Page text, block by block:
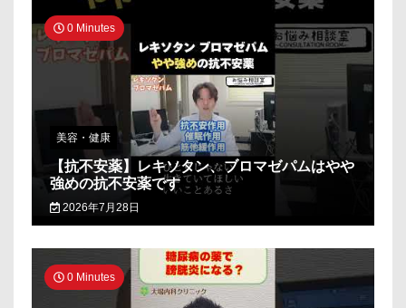
0 Minutes
美容・健康
【抗不安薬】レキソタン、ブロマゼパムはやや
強めの抗不安薬です
2026年7月28日
0 Minutes